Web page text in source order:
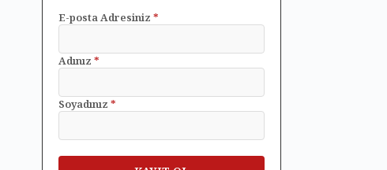
E-posta Adresiniz*
Adınız*
Soyadınız*